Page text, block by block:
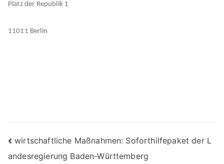
Platz der Republik 1
11011 Berlin
Beitragsnavigation
wirtschaftliche Maßnahmen: Soforthilfepaket der L
andesregierung Baden-Württemberg